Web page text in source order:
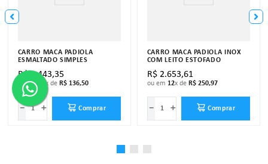
CARRO MACA PADIOLA
ESMALTADO SIMPLES
R$ 1.443,35
ou em x de R$ 136,50
＋
－ Comprar
CARRO MACA PADIOLA INOX
COM LEITO ESTOFADO
R$ 2.653,61
ou em 12x de R$ 250,97
＋
－ Comprar